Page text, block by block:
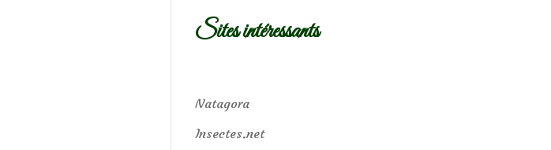
Sites intéressants
Natagora
Insectes.net